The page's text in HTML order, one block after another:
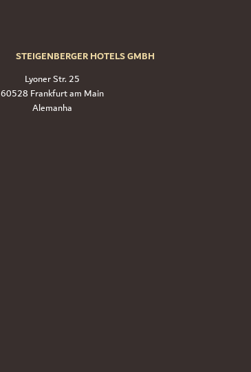
STEIGENBERGER HOTELS GMBH
Lyoner Str. 25
60528 Frankfurt am Main
Alemanha